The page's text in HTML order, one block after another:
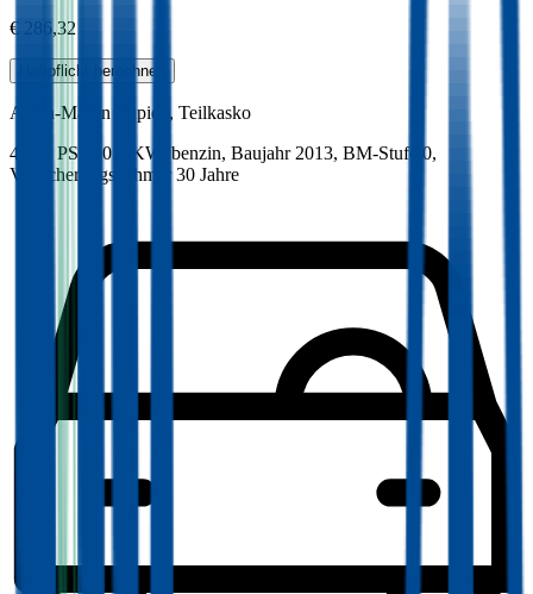
€ 286,32
Haftpflicht berechnen
Aston-Martin Rapide, Teilkasko
476.3 PS/350.5 KW, benzin, Baujahr 2013, BM-Stufe 0,
Versicherungsnehmer 30 Jahre